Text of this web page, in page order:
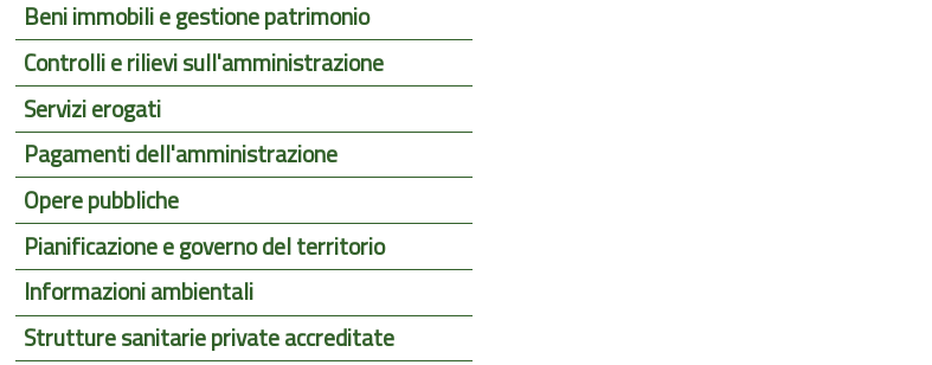
Beni immobili e gestione patrimonio
Controlli e rilievi sull'amministrazione
Servizi erogati
Pagamenti dell'amministrazione
Opere pubbliche
Pianificazione e governo del territorio
Informazioni ambientali
Strutture sanitarie private accreditate